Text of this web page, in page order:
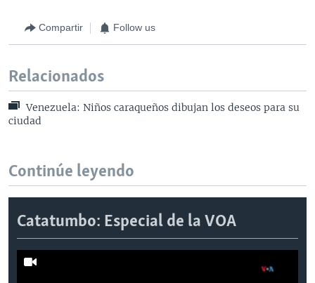
Compartir Follow us
Relacionados
Venezuela: Niños caraqueños dibujan los deseos para su
ciudad
Continúe leyendo
Catatumbo: Especial de la VOA